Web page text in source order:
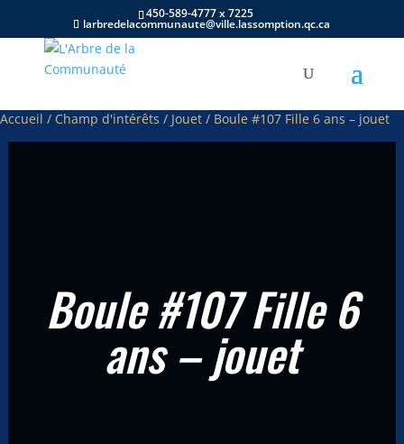
450-589-4777 x 7225
larbredelacommunaute@ville.lassomption.qc.ca
Accueil / Champ d'intérêts / Jouet / Boule #107 Fille 6 ans – jouet
Boule #107 Fille 6
ans – jouet